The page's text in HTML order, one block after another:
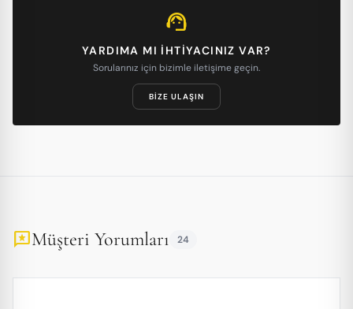
support_agent
YARDIMA MI IHTIYACINIZ VAR?
Sorularınız için bizimle iletişime geçin.
BIZE ULAŞIN
reviewsMüşteri Yorumları 24